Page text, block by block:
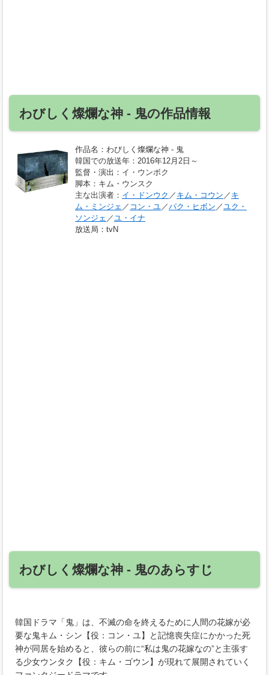
わびしく燦爛な神 ‐ 鬼の作品情報
作品名 ：わびしく燦爛な神 ‐ 鬼
韓国での放送年 ：2016年12月2日～
監督・演出 ：イ・ウンボク
脚本 ：キム・ウンスク
主な出演者 ： イ・ドンウク ／ キム・コウン ／ キ
ム・ミンジェ ／ コン・ユ／パク・ヒボン ／ユク・
ソンジェ ／ユ・イナ
放送局 ：tvN
わびしく燦爛な神 ‐ 鬼のあらすじ
韓国ドラマ「鬼」は、不滅の命を終えるために人間の花嫁が必
要な鬼キム・シン【役：コン・ユ】と記憶喪失症にかかった死
神が同居を始めると、彼らの前に“私は鬼の花嫁なの”と主張す
る少女ウンタク【役：キム・ゴウン】が現れて展開されていく